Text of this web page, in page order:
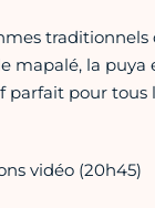
traditionnels
mapalé, la puya
pour tous
vidéo (20h45)